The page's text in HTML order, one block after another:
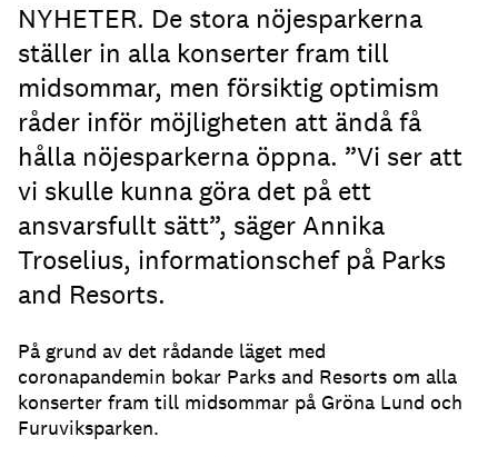
NYHETER. De stora nöjesparkerna
ställer in alla konserter fram till
midsommar, men försiktig optimism
råder inför möjligheten att ändå få
hålla nöjesparkerna öppna. ”Vi ser att
vi skulle kunna göra det på ett
ansvarsfullt sätt”, säger Annika
Troselius, informationschef på Parks
and Resorts.
På grund av det rådande läget med
coronapandemin bokar Parks and Resorts om alla
konserter fram till midsommar på Gröna Lund och
Furuviksparken.